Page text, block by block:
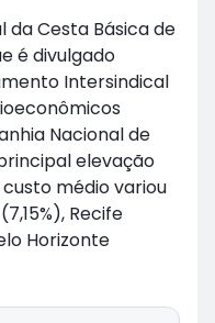
da Cesta Básica de
é divulgado
Intersindical
Nacional de
elevação
médio variou
Recife
Horizonte